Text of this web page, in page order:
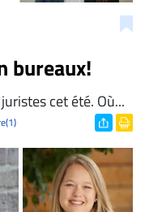
bureaux!
cet été. Où...